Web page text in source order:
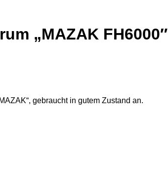
„MAZAK FH6000″
gebraucht in gutem Zustand an.